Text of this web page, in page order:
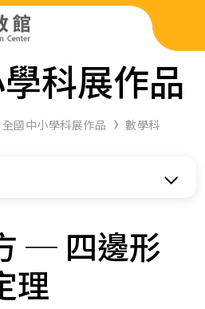
科展作品
全國中小學科展作品 數學科
─ 四邊形
理